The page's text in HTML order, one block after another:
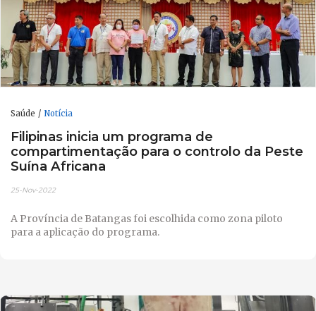
Saúde Notícia
Filipinas inicia um programa de
compartimentação para o controlo da Peste
Suína Africana
25-Nov-2022
A Província de Batangas foi escolhida como zona piloto
para a aplicação do programa.